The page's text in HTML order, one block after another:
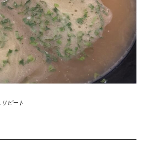
リピート